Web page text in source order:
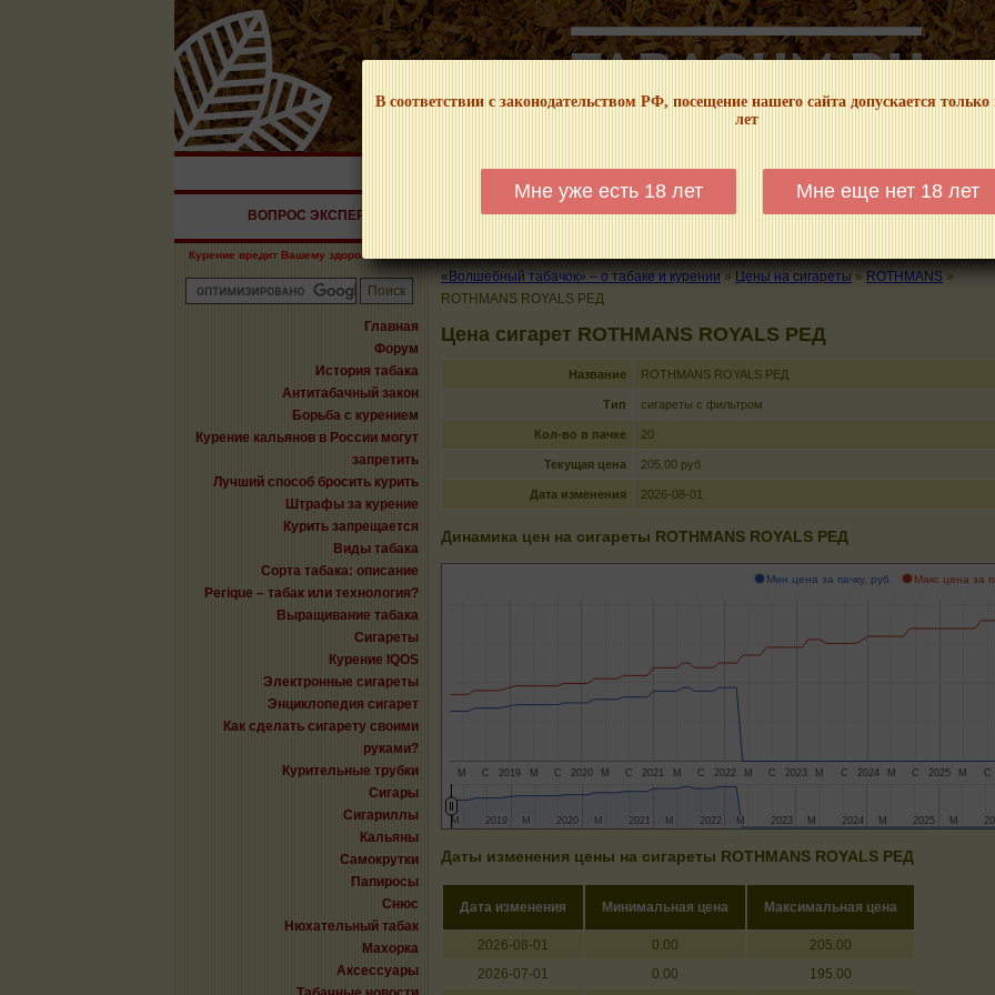
В соответствии с законодательством РФ, посещение нашего сайта допускается
лет
Мне уже есть 18 лет Мне еще нет 18 лет
НАШ ПОРТАЛ – ИНФОРМАЦИОННЫЙ! МЫ НЕ ЗАНИМАЕМСЯ ПРОДАЖЕЙ И РЕКЛАМОЙ
ВОПРОС ЭКСПЕРТУ КАЛЬЯНЫ ТРУБКИ ГДЕ КУПИТЬ ГДЕ ПОКУРИТЬ КУРЕНИЕ И
Курение вредит Вашему здоровью!
Главная
Форум
История табака
Антитабачный закон
Борьба с курением
Курение кальянов в России могут
запретить
Лучший способ бросить курить
Штрафы за курение
Курить запрещается
Виды табака
Сорта табака: описание
Perique – табак или технология?
Выращивание табака
Сигареты
Курение IQOS
Электронные сигареты
Энциклопедия сигарет
Как сделать сигарету своими
руками?
Курительные трубки
Сигары
Сигариллы
Кальяны
Самокрутки
Папиросы
Снюс
Нюхательный табак
Махорка
Аксессуары
«Волшебный табачок» – о табаке и курении » Цены на сигареты » ROTHMANS »
ROTHMANS ROYALS РЕД
Цена сигарет ROTHMANS ROYALS РЕД
Название ROTHMANS ROYALS РЕД
Тип сигареты с фильтром
Кол-во в пачке 20
Текущая цена 205.00 руб
Дата изменения 2026-08-01
Динамика цен на сигареты ROTHMANS ROYALS РЕД
Мин цена за пачку, руб. Макс цена за
2019 2020 2021 2022 2023 2024 2025
М С М С М С М С М С М С М С М С
2019
2019 2020
2020 2021
2021 2022
2022 2023
2023 2024
2024 2025
2025
М
М М
М М
М М
М М
М М
М М
М М
М
Даты изменения цены на сигареты ROTHMANS ROYALS РЕД
Дата изменения Минимальная цена Максимальная цена
2026-08-01 0.00
205.00
2026-07-01
0.00
195.00